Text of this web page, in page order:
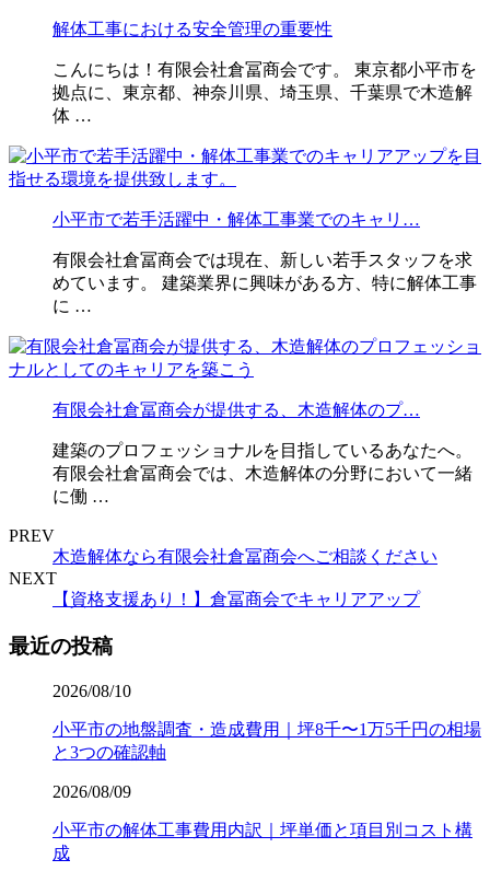
解体工事における安全管理の重要性
こんにちは！有限会社倉冨商会です。 東京都小平市を
拠点に、東京都、神奈川県、埼玉県、千葉県で木造解
体 …
小平市で若手活躍中・解体工事業でのキャリ…
有限会社倉冨商会では現在、新しい若手スタッフを求
めています。 建築業界に興味がある方、特に解体工事
に …
有限会社倉冨商会が提供する、木造解体のプ…
建築のプロフェッショナルを目指しているあなたへ。
有限会社倉冨商会では、木造解体の分野において一緒
に働 …
PREV
木造解体なら有限会社倉冨商会へご相談ください
NEXT
【資格支援あり！】倉冨商会でキャリアアップ
最近の投稿
2026/08/10
小平市の地盤調査・造成費用｜坪8千〜1万5千円の相場
と3つの確認軸
2026/08/09
小平市の解体工事費用内訳｜坪単価と項目別コスト構
成